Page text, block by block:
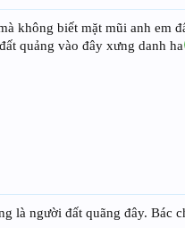
không biết mặt mũi anh em
quảng vào đây xưng danh ha
là người đất quãng đây. Bác